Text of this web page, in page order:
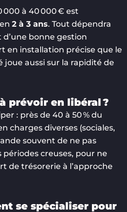
000 à 40 000 € est
2 à 3 ans. Tout dépendra
bonne gestion
en installation précise que le
joue aussi sur la rapidité de
prévoir en libéral ?
: près de 40 à 50 % du
charges diverses (sociales,
souvent de ne pas
creuses, pour ne
de trésorerie à l’approche
se spécialiser pour